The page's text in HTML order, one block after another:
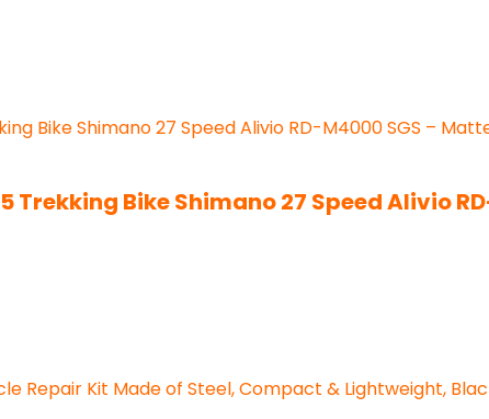
Trekking Bike Shimano 27 Speed Alivio